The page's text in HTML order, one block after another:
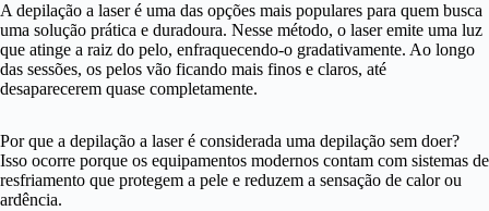
A depilação a laser é uma das opções mais populares para quem busca
uma solução prática e duradoura. Nesse método, o laser emite uma luz
que atinge a raiz do pelo, enfraquecendo-o gradativamente. Ao longo
das sessões, os pelos vão ficando mais finos e claros, até
desaparecerem quase completamente.
Por que a depilação a laser é considerada uma depilação sem doer?
Isso ocorre porque os equipamentos modernos contam com sistemas de
resfriamento que protegem a pele e reduzem a sensação de calor ou
ardência.